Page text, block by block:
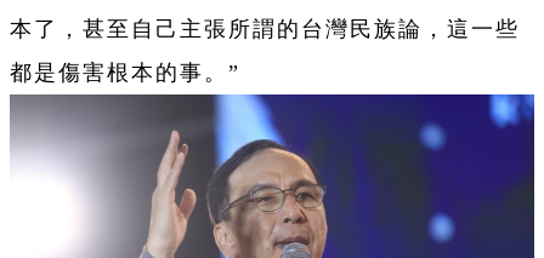
本了，甚至自己主張所謂的台灣民族論，這一些
都是傷害根本的事。”